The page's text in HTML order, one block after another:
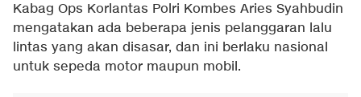
Kabag Ops Korlantas Polri Kombes Aries Syahbudin
mengatakan ada beberapa jenis pelanggaran lalu
lintas yang akan disasar, dan ini berlaku nasional
untuk sepeda motor maupun mobil.